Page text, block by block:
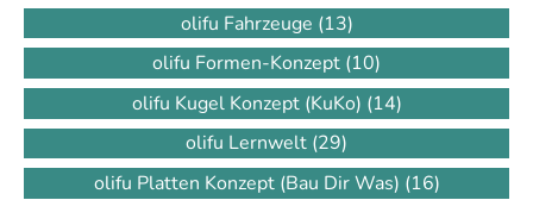
olifu Fahrzeuge (13)
olifu Formen-Konzept (10)
olifu Kugel Konzept (KuKo) (14)
olifu Lernwelt (29)
olifu Platten Konzept (Bau Dir Was) (16)